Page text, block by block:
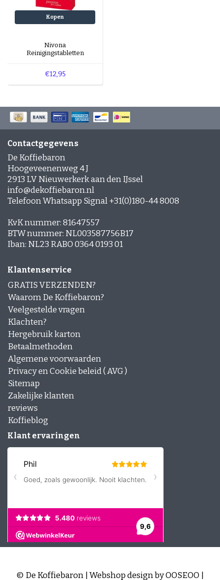
Kopen
Nivona
Reinigingstabletten
€12,95
Contactgegevens
De Koffiebaron
Hoogeveenenweg 4 J
2913 LV Nieuwerkerk aan den IJssel
info@dekoffiebaron.nl
Telefoon Whatsapp Signal +31(0)180-44 8008
KvK nummer: 81647557
BTW nummer: NL003587756B17
Iban: NL23 RABO 0364 0193 01
Klantenservice
GRATIS VERZENDEN?
Waarom De Koffiebaron?
Veelgestelde vragen
Klachten?
Hergebruik karton
Betaalmethoden
Algemene voorwaarden
Privacy en Cookie beleid ( AVG )
Sitemap
Zakelijke klanten
reviews
Koffieblog
Klant ervaringen
© De Koffiebaron | Webshop design byOOSEOO